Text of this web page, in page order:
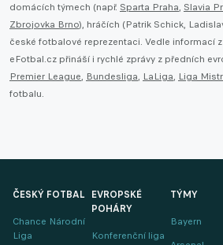
domácích týmech (např. Sparta Praha, Slavia
Zbrojovka Brno), hráčích (Patrik Schick,
české fotbalové reprezentaci. Vedle informací
eFotbal.cz přináší i rychlé zprávy z předních
Premier League, Bundesliga, LaLiga, Liga
fotbalu.
ČESKÝ FOTBAL
Chance Národní
Liga
EVROPSKÉ
POHÁRY
Konferenční liga
TÝMY
Bayern